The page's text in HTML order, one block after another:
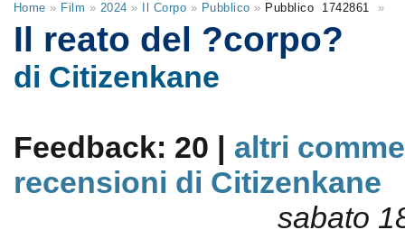
Home » Film » 2024 » Il Corpo » Pubblico » Pubblico 1742861 »
Il reato del ?corpo?
di Citizenkane
Feedback: 20 | altri
recensioni di Citizenkane
sabato